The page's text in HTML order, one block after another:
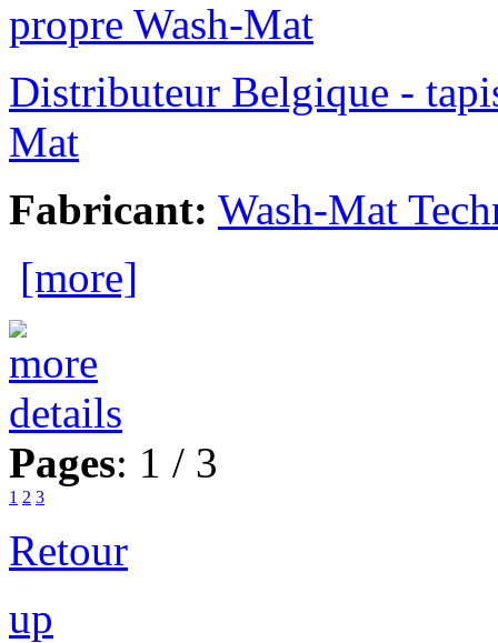
Distributeur Belgique -
Mat
Fabricant: Wash-Mat
[more]
Pages: 1 / 3
1 2 3
Retour
up